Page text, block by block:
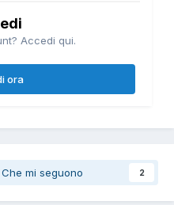
Accedi qui.
ora
Che mi seguono 2